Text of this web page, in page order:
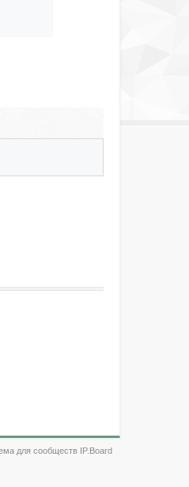
для сообществ IP.Board